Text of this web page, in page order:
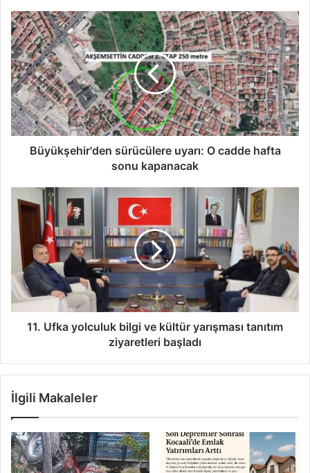
Büyükşehir'den
sürücülere
uyarı:
O
cadde
hafta
sonu
kapanacak
Büyükşehir'den sürücülere uyarı: O cadde hafta
sonu kapanacak
Ufka
yolculuk
bilgi
kültür
yarışması
tanıtım
ziyaretleri
başladı11. Ufka yolculuk bilgi ve kültür yarışması tanıtım
ziyaretleri başladı
İlgili Makaleler